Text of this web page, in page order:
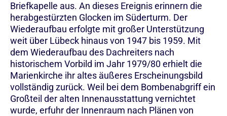
Briefkapelle aus. An dieses Ereignis erinnern die
herabgestürzten Glocken im Süderturm. Der
Wiederaufbau erfolgte mit großer Unterstützung
weit über Lübeck hinaus von 1947 bis 1959. Mit
dem Wiederaufbau des Dachreiters nach
historischem Vorbild im Jahr 1979/80 erhielt die
Marienkirche ihr altes äußeres Erscheinungsbild
vollständig zurück. Weil bei dem Bombenabgriff ein
Großteil der alten Innenausstattung vernichtet
wurde, erfuhr der Innenraum nach Plänen von